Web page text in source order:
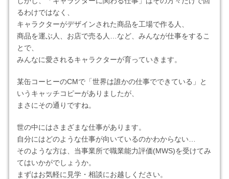
るわけではなく、
キャラクターがデザインされた商品を工場で作る人、
商品を運ぶ人、お店で売る人…など、みんなが仕事をするこ
とで、
みんなに愛されるキャラクターが育っていきます。
某缶コーヒーのCMで「世界は誰かの仕事でできている」と
いうキャッチコピーがありましたが、
まさにその通りですね。
世の中にはさまざまな仕事があります。
自分にはどのような仕事が向いているのかわからない…
そのような方は、当事業所で職業能力評価(MWS)を受けてみ
てはいかがでしょうか。
まずはお気軽に見学・相談にお越しください。